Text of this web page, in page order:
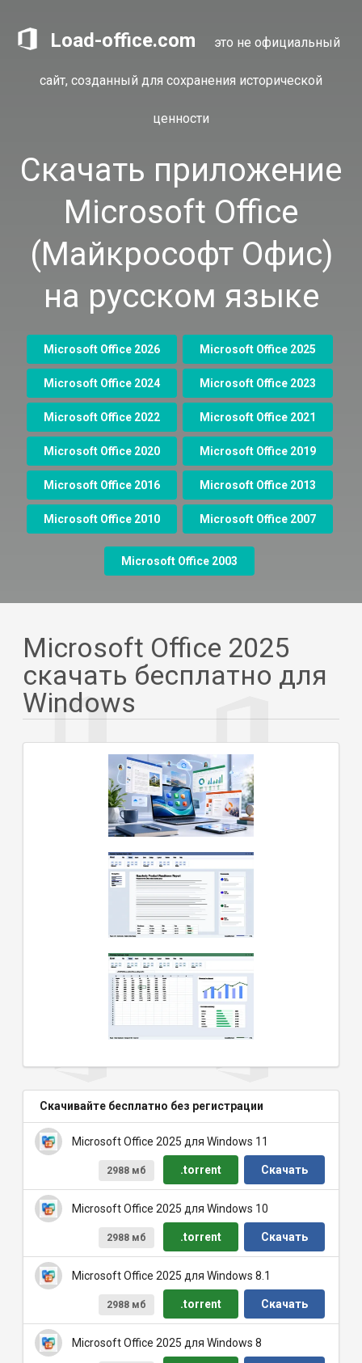
Load-office.com это не официальный
сайт, созданный для сохранения исторической
ценности
Скачать приложение
Microsoft Office
(Майкрософт Офис)
на русском языке
Microsoft Office 2026 Microsoft Office 2025
Microsoft Office 2024 Microsoft Office 2023
Microsoft Office 2022 Microsoft Office 2021
Microsoft Office 2020 Microsoft Office 2019
Microsoft Office 2016 Microsoft Office 2013
Microsoft Office 2010 Microsoft Office 2007
Microsoft Office 2003
Microsoft Office 2025
скачать бесплатно для
Windows
Скачивайте бесплатно без регистрации
Microsoft Office 2025 для Windows 11
2988 мб .torrent Скачать
Microsoft Office 2025 для Windows 10
2988 мб .torrent Скачать
Microsoft Office 2025 для Windows 8.1
2988 мб .torrent Скачать
Microsoft Office 2025 для Windows 8